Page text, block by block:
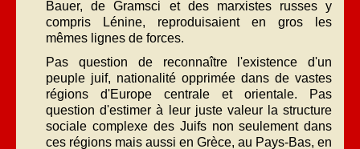
Bauer, de Gramsci et des marxistes russes y
compris Lénine, reproduisaient en gros les
mêmes lignes de forces.
Pas question de reconnaître l'existence d'un
peuple juif, nationalité opprimée dans de vastes
régions d'Europe centrale et orientale. Pas
question d'estimer à leur juste valeur la structure
sociale complexe des Juifs non seulement dans
ces régions mais aussi en Grèce, au Pays-Bas, en